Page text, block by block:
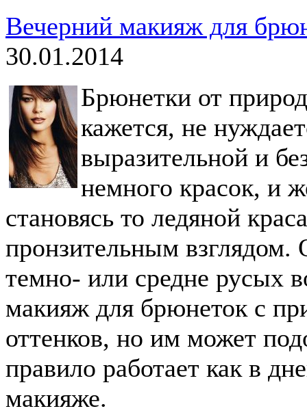
Вечерний макияж для
30.01.2014
Брюнетки от
кажется, не
выразительной и
немного красок, и
становясь то ледяной
пронзительным
темно- или средне русых
макияж для брюнеток с
оттенков, но им может
правило работает как в
макияже.